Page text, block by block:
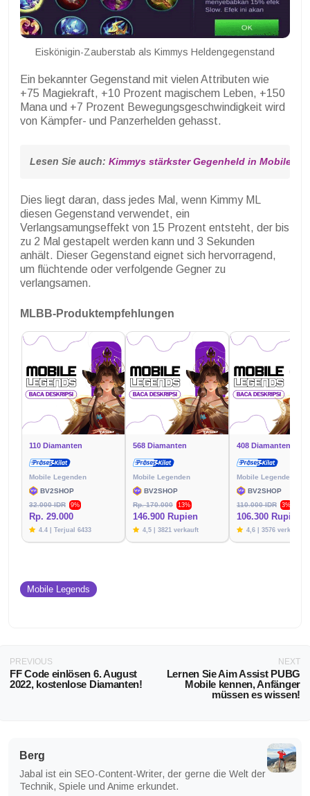
Eiskönigin-Zauberstab als Kimmys Heldengegenstand
Ein bekannter Gegenstand mit vielen Attributen wie
+75 Magiekraft, +10 Prozent magischem Leben, +150
Mana und +7 Prozent Bewegungsgeschwindigkeit wird
von Kämpfer- und Panzerhelden gehasst.
Lesen Sie auch: Kimmys stärkster Gegenheld in Mobile
Dies liegt daran, dass jedes Mal, wenn Kimmy ML
diesen Gegenstand verwendet, ein
Verlangsamungseffekt von 15 Prozent entsteht, der bis
zu 2 Mal gestapelt werden kann und 3 Sekunden
anhält. Dieser Gegenstand eignet sich hervorragend,
um flüchtende oder verfolgende Gegner zu
verlangsamen.
MLBB-Produktempfehlungen
110 Diamanten
Mobile Legenden
BV2SHOP
32.000 IDR
9%
Rp. 29.000
4.4 | Terjual 6433
568 Diamanten
Mobile Legenden
BV2SHOP
Rp. 170.000
13%
146.900 Rupien
4,5 | 3821 verkauft
408 Diamanten
Mobile Legenden
BV2SHOP
110.000 IDR
3%
106.300 Rupien
4,6 | 3576 verkauft
Mobile Legends
PREVIOUS
FF Code einlösen 6. August
2022, kostenlose Diamanten!
NEXT
Lernen Sie Aim Assist PUBG
Mobile kennen, Anfänger
müssen es wissen!
Berg
Jabal ist ein SEO-Content-Writer, der gerne die Welt der
Technik, Spiele und Anime erkundet.